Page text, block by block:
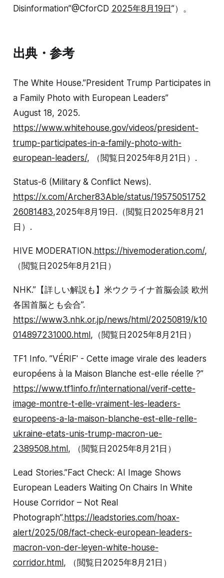
Disinformation”@CforCD 2025年8月19日 ”）。
出典・参考
The White House.”President Trump Participates in
a Family Photo with European Leaders”
August 18, 2025.
https://www.whitehouse.gov/videos/president-
trump-participates-in-a-family-photo-with-
european-leaders/, （閲覧日2025年8月21日）.
Status-6 (Military & Conflict News).
https://x.com/Archer83Able/status/19575051752
26081483,2025年8月19日.（閲覧日2025年8月21
日）.
HIVE MODERATION. https://hivemoderation.com/,
（閲覧日2025年8月21日）
NHK.”【詳しい解説も】米ウクライナ首脳会談 欧州
各国首脳とも会合”.
https://www3.nhk.or.jp/news/html/20250819/k10
014897231000.html ,（閲覧日2025年8月21日）
TF1 Info. ”VÉRIF' - Cette image virale des leaders
européens à la Maison Blanche est-elle réelle ?”
https://www.tf1info.fr/international/verif-cette-
image-montre-t-elle-vraiment-les-leaders-
europeens-a-la-maison-blanche-est-elle-relle-
ukraine-etats-unis-trump-macron-ue-
2389508.html , （閲覧日2025年8月21日）
Lead Stories.”Fact Check: AI Image Shows
European Leaders Waiting On Chairs In White
House Corridor – Not Real
Photograph”. https://leadstories.com/hoax-
alert/2025/08/fact-check-european-leaders-
macron-von-der-leyen-white-house-
corridor.html , （閲覧日2025年8月21日）